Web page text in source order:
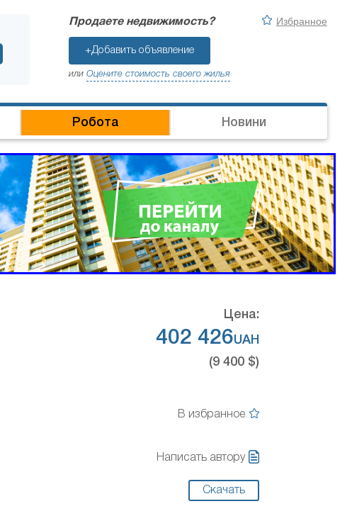
Продаете недвижимость?
+Добавить объявление
или Оцените стоимость своего жилья
Избранное
Робота Новини
Цена:
402 426UAH
(9 400 $)
В избранное
Написать автору
Скачать